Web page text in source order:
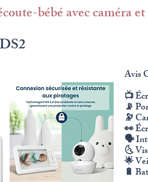
bébé avec caméra
Avis
📺
📡
🔭
👀
🗣️
🌜
🌟
🔋